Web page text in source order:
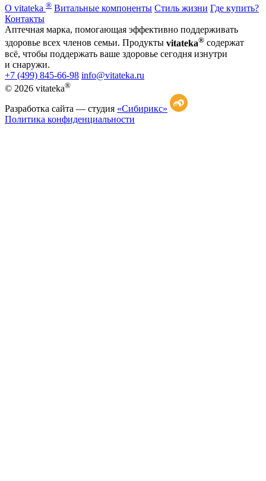
О vitateka ® Витальные компоненты Стиль жизни Где купить?
Контакты
Аптечная марка, помогающая эффективно поддерживать
здоровье всех членов семьи. Продукты vitateka® содержат
всё, чтобы поддержать ваше здоровье сегодня изнутри
и снаружи.
+7 (499) 845-66-98 info@vitateka.ru
© 2026 vitateka®
Разработка сайта — студия «Сибирикс»
Политика конфиденциальности